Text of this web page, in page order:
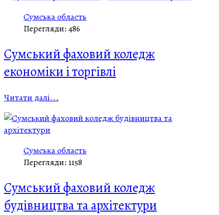
Сумська область
Перегляди: 486
Сумський фаховий коледж
економіки і торгівлі
Читати далі...
Сумська область
Перегляди: 1158
Сумський фаховий коледж
будівництва та архітектури